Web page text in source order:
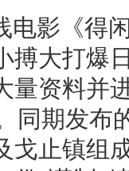
电影《得
搏大打
量资料并
同期发
戈止镇组